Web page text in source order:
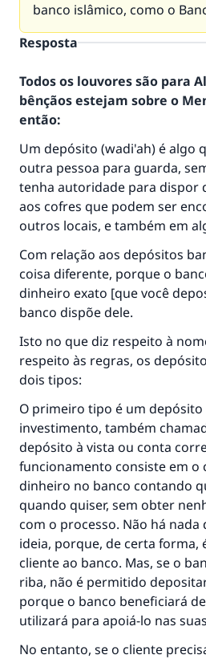
banco islâmico, como o
Resposta
Todos os louvores são para
bênçãos estejam sobre o
então:
Um depósito (wadi'ah) é algo
outra pessoa para guarda,
tenha autoridade para dispor
aos cofres que podem ser
outros locais, e também em
Com relação aos depósitos
coisa diferente, porque o
dinheiro exato [que você
banco dispõe dele.
Isto no que diz respeito à
respeito às regras, os
dois tipos:
O primeiro tipo é um depósito
investimento, também
depósito à vista ou conta
funcionamento consiste em o
dinheiro no banco contando
quando quiser, sem obter
com o processo. Não há
ideia, porque, de certa forma,
cliente ao banco. Mas, se o
riba, não é permitido
porque o banco beneficiará
utilizará para apoiá-lo nas
No entanto, se o cliente